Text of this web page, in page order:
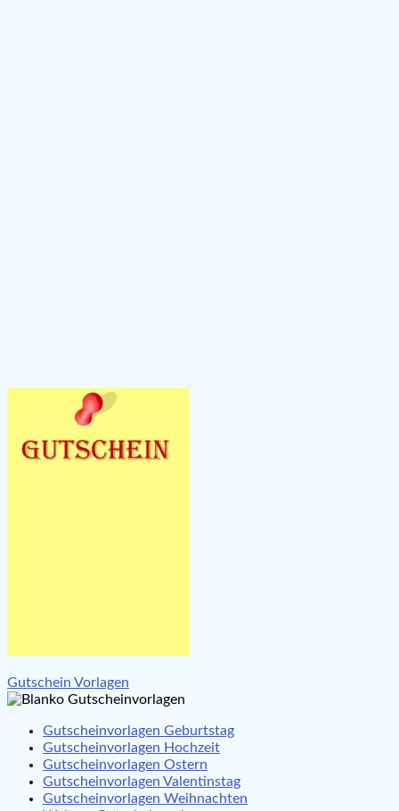
Beitragsnavigation
Gutschein Vorlagen
Gutscheinvorlagen Geburtstag
Gutscheinvorlagen Hochzeit
Gutscheinvorlagen Ostern
Gutscheinvorlagen Valentinstag
Gutscheinvorlagen Weihnachten